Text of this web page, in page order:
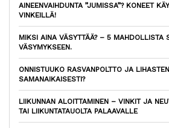
AINEENVAIHDUNTA ”JUMISSA”? KONEET
VINKEILLÄ!
MIKSI AINA VÄSYTTÄÄ? – 5 MAHDOLLISTA
VÄSYMYKSEEN.
ONNISTUUKO RASVANPOLTTO JA
SAMANAIKAISESTI?
LIIKUNNAN ALOITTAMINEN – VINKIT JA
TAI LIIKUNTATAUOLTA PALAAVALLE